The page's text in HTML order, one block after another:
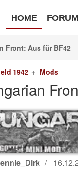
HOME FORUM
Front: Aus für BF42
1942 Mods